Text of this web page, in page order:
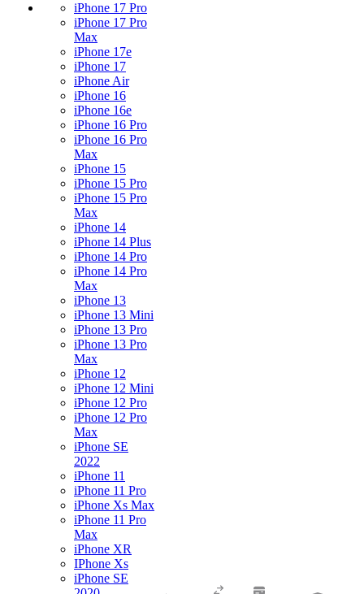
iPhone 17 Pro
iPhone 17 Pro
Max
iPhone 17e
iPhone 17
iPhone Air
iPhone 16
iPhone 16e
iPhone 16 Pro
iPhone 16 Pro
Max
iPhone 15
iPhone 15 Pro
iPhone 15 Pro
Max
iPhone 14
iPhone 14 Plus
iPhone 14 Pro
iPhone 14 Pro
Max
iPhone 13
iPhone 13 Mini
iPhone 13 Pro
iPhone 13 Pro
Max
iPhone 12
iPhone 12 Mini
iPhone 12 Pro
iPhone 12 Pro
Max
iPhone SE
2022
iPhone 11
iPhone 11 Pro
iPhone Xs Max
iPhone 11 Pro
Max
iPhone XR
IPhone Xs
iPhone SE